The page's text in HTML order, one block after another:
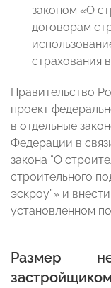
законом «О
договорам
страхования
Правительство
проект
в отдельные
Федерации в
закона “О
строительного
эскроу”» и
установленном
Размер